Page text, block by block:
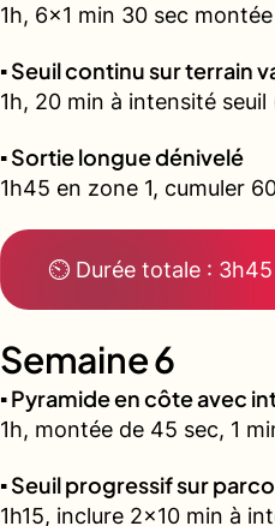
1h, 6x1 min 30 sec
▪️ Seuil continu sur terrain
1h, 20 min à intensité
▪️ Sortie longue dénivelé
1h45 en zone 1, cumuler
⏲ Durée totale : 3h45
Semaine 6
▪️ Pyramide en côte avec
1h, montée de 45 sec, 1
▪️ Seuil progressif sur
1h15, inclure 2x10 min à